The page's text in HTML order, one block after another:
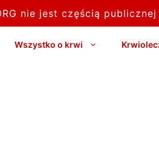
nie jest częścią
Wszystko o krwi